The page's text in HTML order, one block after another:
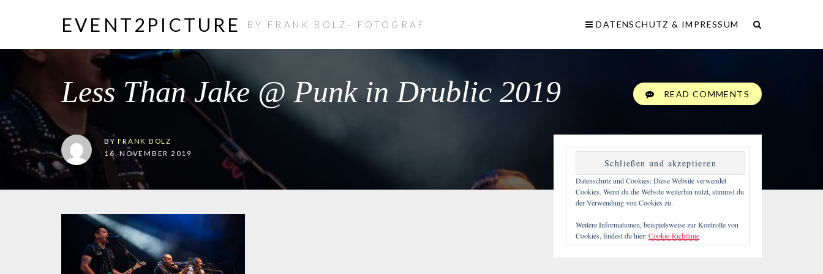
EVENT2PICTURE BY FRANK BOLZ- FOTOGRAF DATENSCHUTZ & IMPRESSUM
READ COMMENTS
Less Than Jake @ Punk in Drublic 2019
BYFRANK BOLZ
16. NOVEMBER 2019
Datenschutz und Cookies: Diese Website verwendet
Cookies. Wenn du die Website weiterhin nutzt, stimmst du
der Verwendung von Cookies zu.
Weitere Informationen, beispielsweise zur Kontrolle von
Cookies, findest du hier:Cookie-Richtlinie